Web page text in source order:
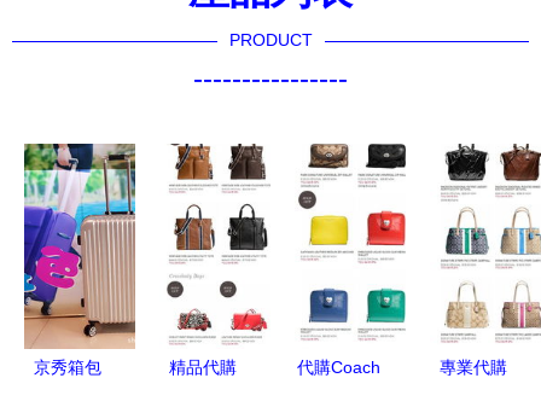
PRODUCT
----------------
京秀箱包
精品代購
代購Coach
專業代購